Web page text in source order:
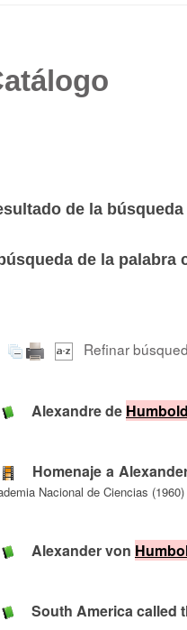
de la búsqueda
búsqueda de la palabra
Refinar
Alexandre de
Homenaje a
Nacional de Ciencias (1960)
Alexander von
South America called